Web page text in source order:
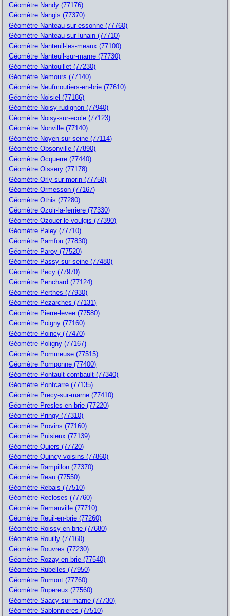
Géomètre Nandy (77176)
Géomètre Nangis (77370)
Géomètre Nanteau-sur-essonne (77760)
Géomètre Nanteau-sur-lunain (77710)
Géomètre Nanteuil-les-meaux (77100)
Géomètre Nanteuil-sur-marne (77730)
Géomètre Nantouillet (77230)
Géomètre Nemours (77140)
Géomètre Neufmoutiers-en-brie (77610)
Géomètre Noisiel (77186)
Géomètre Noisy-rudignon (77940)
Géomètre Noisy-sur-ecole (77123)
Géomètre Nonville (77140)
Géomètre Noyen-sur-seine (77114)
Géomètre Obsonville (77890)
Géomètre Ocquerre (77440)
Géomètre Oissery (77178)
Géomètre Orly-sur-morin (77750)
Géomètre Ormesson (77167)
Géomètre Othis (77280)
Géomètre Ozoir-la-ferriere (77330)
Géomètre Ozouer-le-voulgis (77390)
Géomètre Paley (77710)
Géomètre Pamfou (77830)
Géomètre Paroy (77520)
Géomètre Passy-sur-seine (77480)
Géomètre Pecy (77970)
Géomètre Penchard (77124)
Géomètre Perthes (77930)
Géomètre Pezarches (77131)
Géomètre Pierre-levee (77580)
Géomètre Poigny (77160)
Géomètre Poincy (77470)
Géomètre Poligny (77167)
Géomètre Pommeuse (77515)
Géomètre Pomponne (77400)
Géomètre Pontault-combault (77340)
Géomètre Pontcarre (77135)
Géomètre Precy-sur-marne (77410)
Géomètre Presles-en-brie (77220)
Géomètre Pringy (77310)
Géomètre Provins (77160)
Géomètre Puisieux (77139)
Géomètre Quiers (77720)
Géomètre Quincy-voisins (77860)
Géomètre Rampillon (77370)
Géomètre Reau (77550)
Géomètre Rebais (77510)
Géomètre Recloses (77760)
Géomètre Remauville (77710)
Géomètre Reuil-en-brie (77260)
Géomètre Roissy-en-brie (77680)
Géomètre Rouilly (77160)
Géomètre Rouvres (77230)
Géomètre Rozay-en-brie (77540)
Géomètre Rubelles (77950)
Géomètre Rumont (77760)
Géomètre Rupereux (77560)
Géomètre Saacy-sur-marne (77730)
Géomètre Sablonnieres (77510)